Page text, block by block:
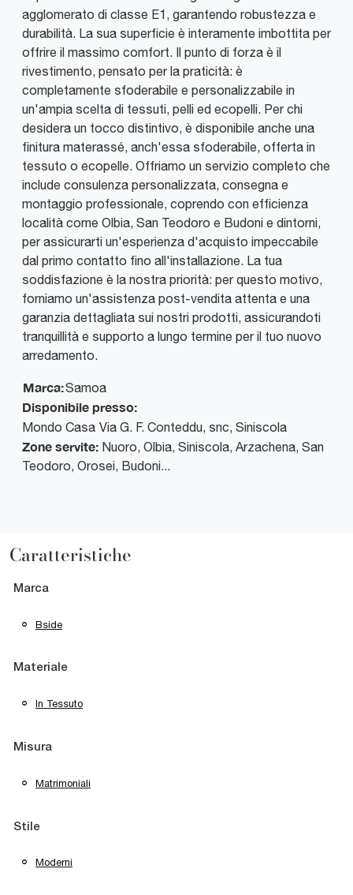
agglomerato di classe E1, garantendo robustezza e
durabilità. La sua superficie è interamente imbottita per
offrire il massimo comfort. Il punto di forza è il
rivestimento, pensato per la praticità: è
completamente sfoderabile e personalizzabile in
un'ampia scelta di tessuti, pelli ed ecopelli. Per chi
desidera un tocco distintivo, è disponibile anche una
finitura materassé, anch'essa sfoderabile, offerta in
tessuto o ecopelle. Offriamo un servizio completo che
include consulenza personalizzata, consegna e
montaggio professionale, coprendo con efficienza
località come Olbia, San Teodoro e Budoni e dintorni,
per assicurarti un'esperienza d'acquisto impeccabile
dal primo contatto fino all'installazione. La tua
soddisfazione è la nostra priorità: per questo motivo,
forniamo un'assistenza post-vendita attenta e una
garanzia dettagliata sui nostri prodotti, assicurandoti
tranquillità e supporto a lungo termine per il tuo nuovo
arredamento.
Marca:Samoa
Disponibile presso:
Mondo Casa Via G. F. Conteddu, snc, Siniscola
Zone servite: Nuoro, Olbia, Siniscola, Arzachena, San
Teodoro, Orosei, Budoni...
Caratteristiche
Marca
Bside
Materiale
In Tessuto
Misura
Matrimoniali
Stile
Moderni